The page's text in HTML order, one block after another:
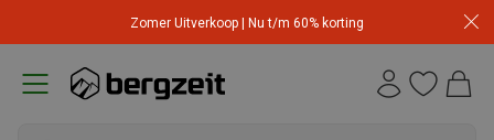
Zomer Uitverkoop | Nu t/m 60% korting